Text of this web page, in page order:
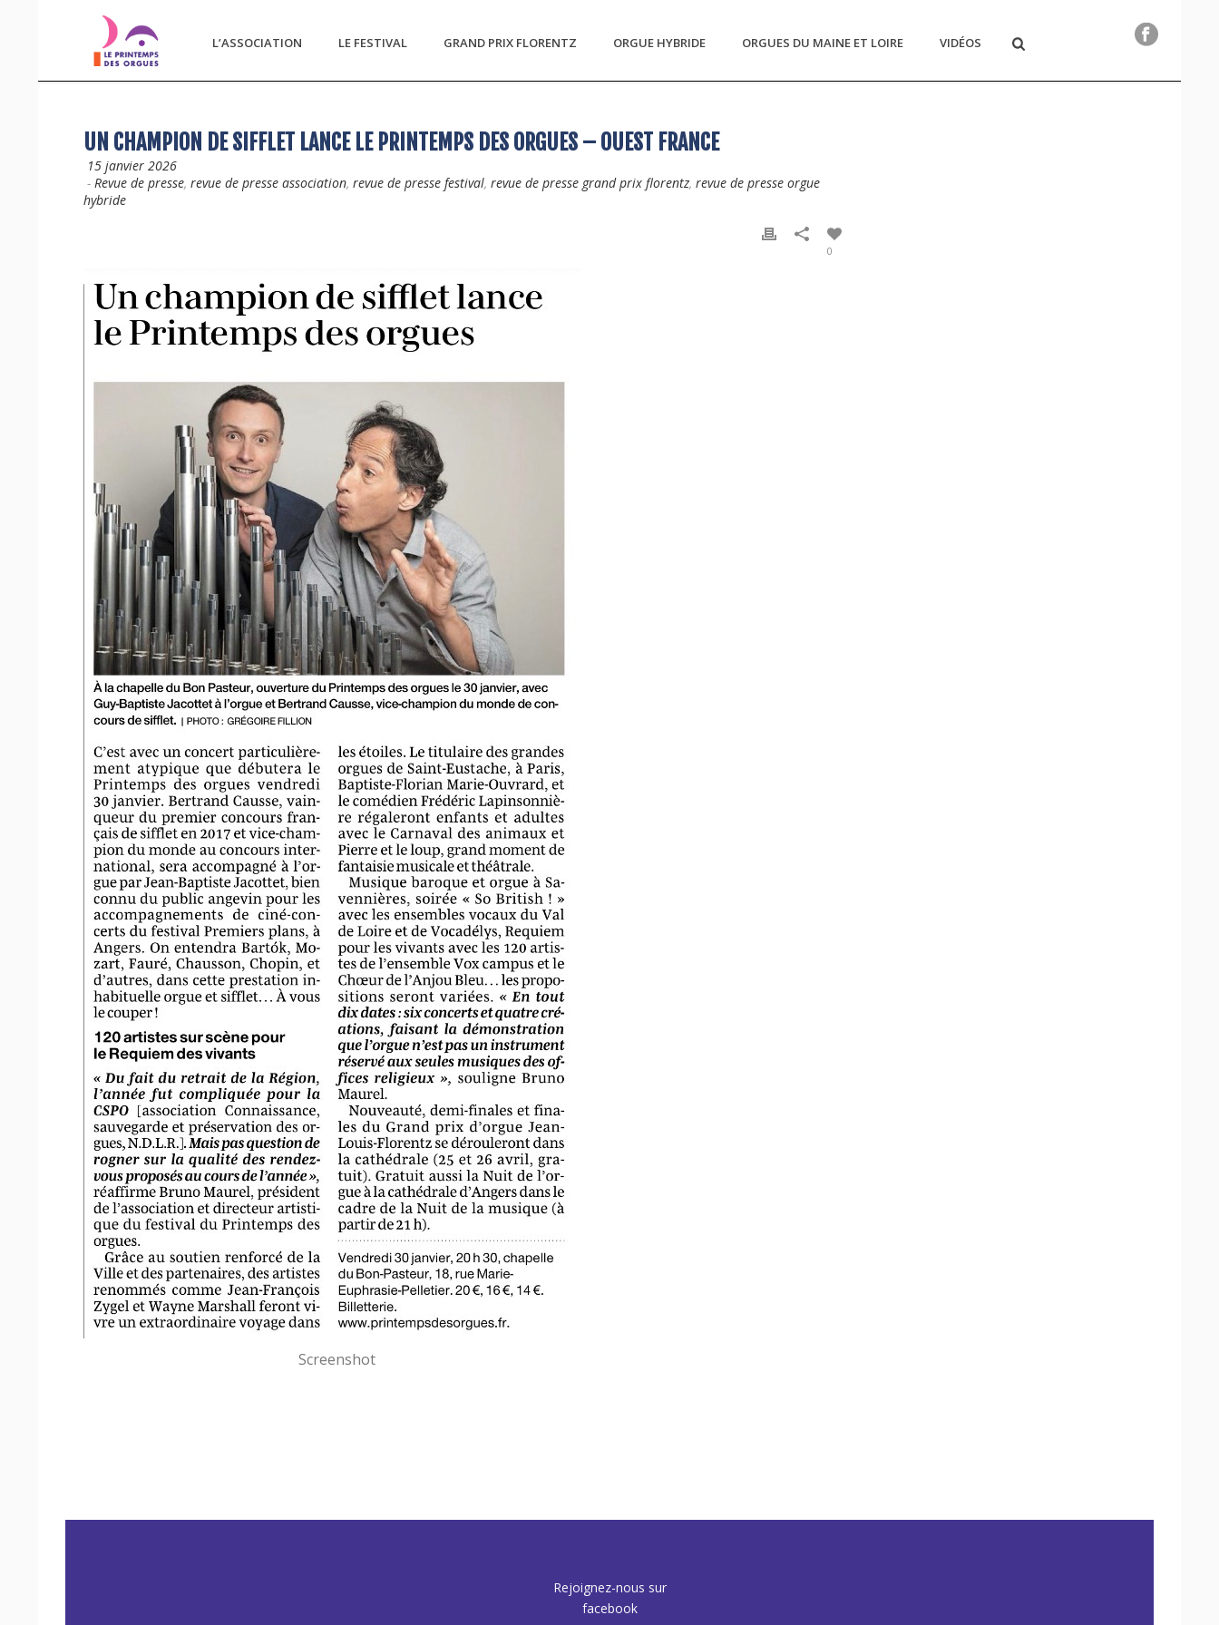
L’ASSOCIATION LE FESTIVAL GRAND PRIX FLORENTZ ORGUE HYBRIDE ORGUES DU MAINE ET LOIRE VIDÉOS
UN CHAMPION DE SIFFLET LANCE LE PRINTEMPS DES ORGUES – OUEST FRANCE
15 janvier 2026
- Revue de presse, revue de presse association, revue de presse festival, revue de presse grand prix florentz, revue de presse orgue
hybride
0
Screenshot
Rejoignez-nous sur
facebook